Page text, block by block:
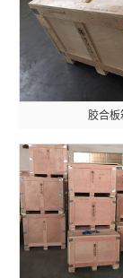
中间商供应的快速电
也随之销往不同的国
公司取得CQC 质量管
相关产品的熏蒸等热处
我们渴盼与贵司共同
出合理的包装产品。
胶合板